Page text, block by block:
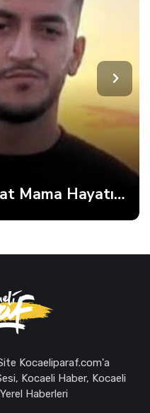
Büyükakın’dan Net Mesaj: 2028’e Hazırız
Kocaeliparaf.com'a
Kocaeli Haber, Kocaeli
Haberleri